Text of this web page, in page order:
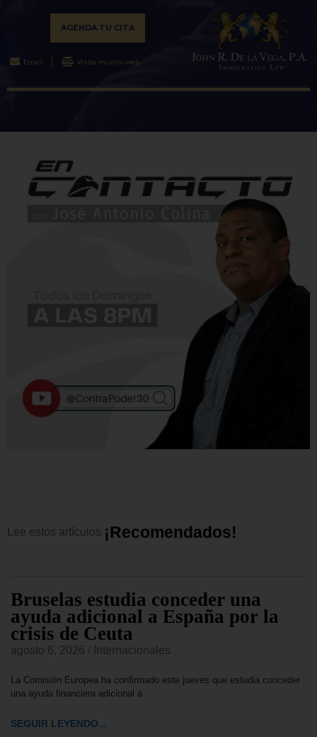
AGENDA TU CITA
Email Visita mi sitio web
Lee estos artículos ¡Recomend ad os!
Bruselas estudia conceder una
ayuda adicional a España por la
crisis de Ceuta
agosto 6, 2026 Internacionales
La Comisión Europea ha confirmado este jueves que estudia conceder
una ayuda financiera adicional a
SEGUIR LEYENDO...